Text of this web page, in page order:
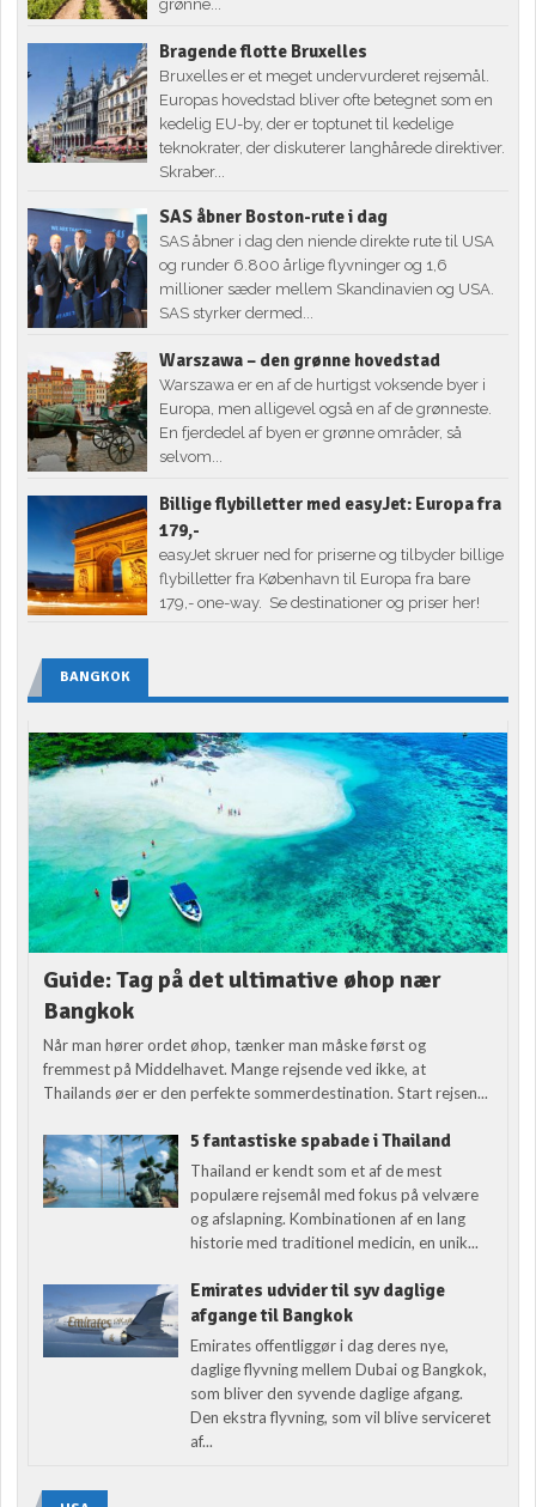
grønne...
Bragende flotte Bruxelles
Bruxelles er et meget undervurderet rejsemål.
Europas hovedstad bliver ofte betegnet som en
kedelig EU-by, der er toptunet til kedelige
teknokrater, der diskuterer langhårede direktiver.
Skraber...
SAS åbner Boston-rute i dag
SAS åbner i dag den niende direkte rute til USA
og runder 6.800 årlige flyvninger og 1,6
millioner sæder mellem Skandinavien og USA.
SAS styrker dermed...
Warszawa – den grønne hovedstad
Warszawa er en af de hurtigst voksende byer i
Europa, men alligevel også en af de grønneste.
En fjerdedel af byen er grønne områder, så
selvom...
Billige flybilletter med easyJet: Europa fra
179,-
easyJet skruer ned for priserne og tilbyder billige
flybilletter fra København til Europa fra bare
179,- one-way. Se destinationer og priser her!
BANGKOK
Guide: Tag på det ultimative øhop nær
Bangkok
Når man hører ordet øhop, tænker man måske først og
fremmest på Middelhavet. Mange rejsende ved ikke, at
Thailands øer er den perfekte sommerdestination. Start rejsen...
5 fantastiske spabade i Thailand
Thailand er kendt som et af de mest
populære rejsemål med fokus på velvære
og afslapning. Kombinationen af en lang
historie med traditionel medicin, en unik...
Emirates udvider til syv daglige
afgange til Bangkok
Emirates offentliggør i dag deres nye,
daglige flyvning mellem Dubai og Bangkok,
som bliver den syvende daglige afgang.
Den ekstra flyvning, som vil blive serviceret
af...